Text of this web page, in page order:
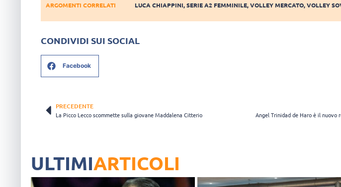
ARGOMENTI CORRELATI LUCA CHIAPPINI,SERIE A2 FEMMINILE,VOLLEY MERCATO,VOLLEY
CONDIVIDI SUI SOCIAL
Facebook
PRECEDENTE
La Picco Lecco scommette sulla giovane Maddalena Citterio Angel Trinidad de Haro è il nuovo
ULTIMIARTICOLI